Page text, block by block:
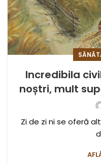
Incredibila
noștri, mult
Zi de zi ni se oferă